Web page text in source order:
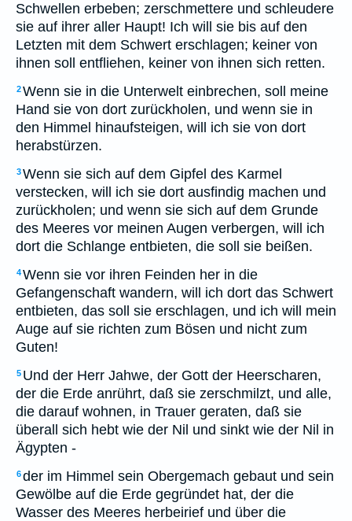
Schwellen erbeben; zerschmettere und schleudere
sie auf ihrer aller Haupt! Ich will sie bis auf den
Letzten mit dem Schwert erschlagen; keiner von
ihnen soll entfliehen, keiner von ihnen sich retten.
2Wenn sie in die Unterwelt einbrechen, soll meine
Hand sie von dort zurückholen, und wenn sie in
den Himmel hinaufsteigen, will ich sie von dort
herabstürzen.
3Wenn sie sich auf dem Gipfel des Karmel
verstecken, will ich sie dort ausfindig machen und
zurückholen; und wenn sie sich auf dem Grunde
des Meeres vor meinen Augen verbergen, will ich
dort die Schlange entbieten, die soll sie beißen.
4Wenn sie vor ihren Feinden her in die
Gefangenschaft wandern, will ich dort das Schwert
entbieten, das soll sie erschlagen, und ich will mein
Auge auf sie richten zum Bösen und nicht zum
Guten!
5 Und der Herr Jahwe, der Gott der Heerscharen,
der die Erde anrührt, daß sie zerschmilzt, und alle,
die darauf wohnen, in Trauer geraten, daß sie
überall sich hebt wie der Nil und sinkt wie der Nil in
Ägypten -
6der im Himmel sein Obergemach gebaut und sein
Gewölbe auf die Erde gegründet hat, der die
Wasser des Meeres herbeirief und über die